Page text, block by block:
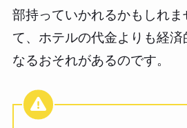
部持っていかれるかもしれま
て、ホテルの代金よりも経済
なるおそれがあるのです。